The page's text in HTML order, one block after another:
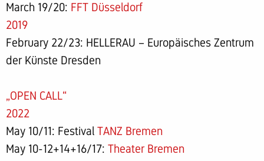
March 19/20: FFT Düsseldorf
2019
February 22/23: HELLERAU – Europäisches Zentrum
der Künste Dresden
„OPEN CALL“
2022
May 10/11: Festival TANZ Bremen
May 10-12+14+16/17: Theater Bremen